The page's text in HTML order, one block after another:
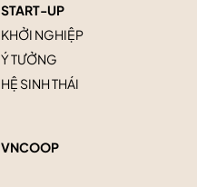
START-UP
KHỞI NGHIỆP
Ý TƯỞNG
HỆ SINH THÁI
VNCOOP